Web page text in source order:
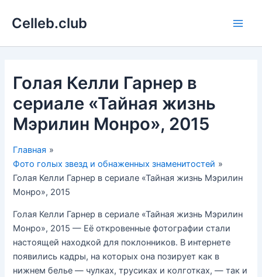
Celleb.club
Голая Келли Гарнер в
сериале «Тайная жизнь
Мэрилин Монро», 2015
Главная
Фото голых звезд и обнаженных знаменитостей
Голая Келли Гарнер в сериале «Тайная жизнь Мэрилин
Монро», 2015
Голая Келли Гарнер в сериале «Тайная жизнь Мэрилин
Монро», 2015 — Её откровенные фотографии стали
настоящей находкой для поклонников. В интернете
появились кадры, на которых она позирует как в
нижнем белье — чулках, трусиках и колготках, — так и